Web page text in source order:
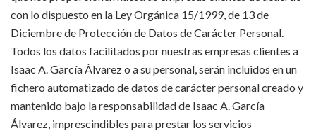
con lo dispuesto en la Ley Orgánica 15/1999, de 13 de
Diciembre de Protección de Datos de Carácter Personal.
Todos los datos facilitados por nuestras empresas clientes a
Isaac A. García Álvarez o a su personal, serán incluidos en un
fichero automatizado de datos de carácter personal creado y
mantenido bajo la responsabilidad de Isaac A. García
Álvarez, imprescindibles para prestar los servicios